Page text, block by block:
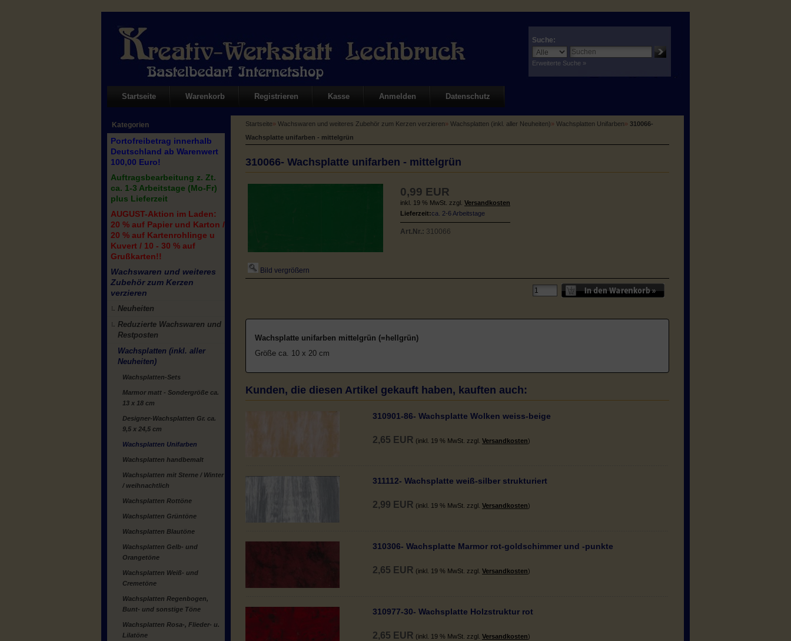
Suche:
Erweiterte Suche »
Startseite Warenkorb Registrieren Kasse Anmelden Datenschutz
Kategorien
Portofreibetrag innerhalb
Deutschland ab Warenwert
100,00 Euro!
Auftragsbearbeitung z. Zt.
ca. 1-3 Arbeitstage (Mo-Fr)
plus Lieferzeit
AUGUST-Aktion im Laden:
20 % auf Papier und Karton /
20 % auf Kartenrohlinge u
Kuvert / 10 - 30 % auf
Grußkarten!!
Wachswaren und weiteres
Zubehör zum Kerzen
verzieren
Neuheiten
Reduzierte Wachswaren und
Restposten
Wachsplatten (inkl. aller
Neuheiten)
Wachsplatten-Sets
Marmor matt - Sondergröße ca.
13 x 18 cm
Designer-Wachsplatten Gr. ca.
9,5 x 24,5 cm
Wachsplatten Unifarben
Wachsplatten handbemalt
Wachsplatten mit Sterne / Winter
/ weihnachtlich
Wachsplatten Rottöne
Wachsplatten Grüntöne
Wachsplatten Blautöne
Wachsplatten Gelb- und
Orangetöne
Wachsplatten Weiß- und
Cremetöne
Wachsplatten Regenbogen,
Bunt- und sonstige Töne
Wachsplatten Rosa-, Flieder- u.
Lilatöne
Startseite» Wachswaren und weiteres Zubehör zum Kerzen verzieren» Wachsplatten (inkl. aller Neuheiten)» Wachsplatten Unifarben» 310066-
Wachsplatte unifarben - mittelgrün
310066- Wachsplatte unifarben - mittelgrün
Bild vergrößern
0,99 EUR
inkl. 19 % MwSt. zzgl. Versandkosten
Lieferzeit:ca. 2-6 Arbeitstage
Art.Nr.: 310066
Wachsplatte unifarben mittelgrün (=hellgrün)
Größe ca. 10 x 20 cm
Kunden, die diesen Artikel gekauft haben, kauften auch:
310901-86- Wachsplatte Wolken weiss-beige
2,65 EUR (inkl. 19 % MwSt. zzgl. Versandkosten)
311112- Wachsplatte weiß-silber strukturiert
2,99 EUR (inkl. 19 % MwSt. zzgl. Versandkosten)
310306- Wachsplatte Marmor rot-goldschimmer und -punkte
2,65 EUR (inkl. 19 % MwSt. zzgl. Versandkosten)
310977-30- Wachsplatte Holzstruktur rot
2,65 EUR (inkl. 19 % MwSt. zzgl. Versandkosten)